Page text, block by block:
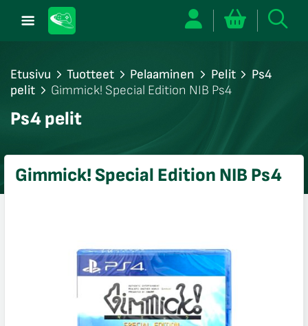
Etusivu Tuotteet Pelaaminen Pelit
Ps4
pelit
Gimmick! Special Edition NIB Ps4
Ps4 pelit
Gimmick! Special Edition NIB Ps4
sulje
sulje